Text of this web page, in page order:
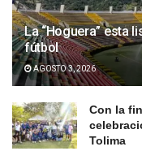
La “Hoguera” esta
fútbol
AGOSTO 3, 2026
Con la
Tolima